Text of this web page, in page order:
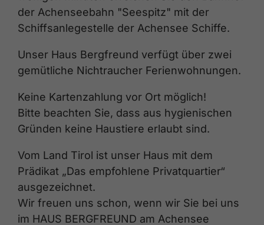
der Achenseebahn "Seespitz" mit der
Schiffsanlegestelle der Achensee Schiffe.
Unser Haus Bergfreund verfügt über zwei
gemütliche Nichtraucher Ferienwohnungen.
Keine Kartenzahlung vor Ort möglich!
Bitte beachten Sie, dass aus hygienischen
Gründen keine Haustiere erlaubt sind.
Vom Land Tirol ist unser Haus mit dem
Prädikat „Das empfohlene Privatquartier“
ausgezeichnet.
Wir freuen uns schon, wenn wir Sie bei uns
im HAUS BERGFREUND am Achensee